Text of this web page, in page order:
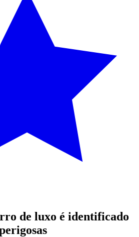
de luxo é identificado